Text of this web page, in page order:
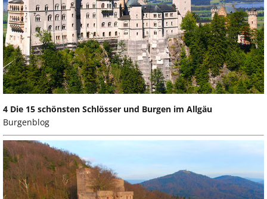
4 Die 15 schönsten Schlösser und Burgen im Allgäu
Burgenblog